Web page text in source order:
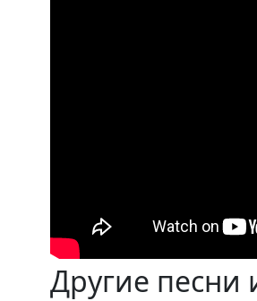
Другие песни